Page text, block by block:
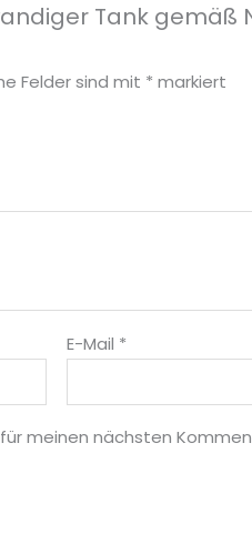
Tank gemäß
Felder sind mit * markiert
E-Mail *
meinen nächsten